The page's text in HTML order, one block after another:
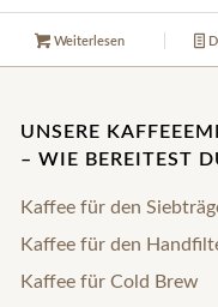
Weiterlesen
UNSERE
– WIE BEREITEST
Kaffee für den
Kaffee für den
Kaffee für Cold Brew